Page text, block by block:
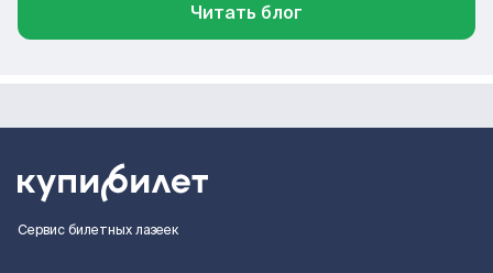
Читать блог
Сервис билетных лазеек